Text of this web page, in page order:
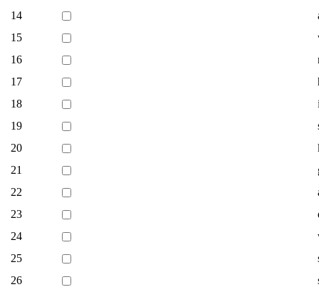
14
15
16
17
18
19
20
21
22
23
24
25
26